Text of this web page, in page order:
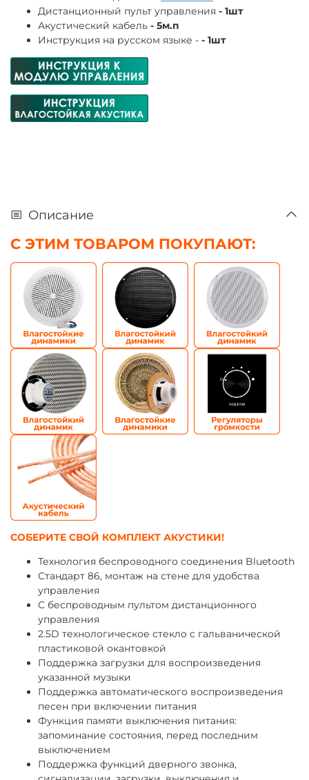
Дистанционный пульт управления - 1шт
Акустический кабель - 5м.п
Инструкция на русском языке - - 1шт
Описание
С ЭТИМ ТОВАРОМ ПОКУПАЮТ:
СОБЕРИТЕ СВОЙ КОМПЛЕКТ АКУСТИКИ!
Технология беспроводного соединения Bluetooth
Стандарт 86, монтаж на стене для удобства
управления
С беспроводным пультом дистанционного
управления
2.5D технологическое стекло с гальванической
пластиковой окантовкой
Поддержка загрузки для воспроизведения
указанной музыки
Поддержка автоматического воспроизведения
песен при включении питания
Функция памяти выключения питания:
запоминание состояния, перед последним
выключением
Поддержка функций дверного звонка,